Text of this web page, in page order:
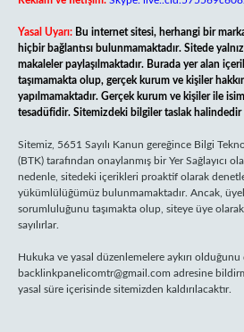
Yasal Uyarı: Bu internet sitesi, herhangi bir
hiçbir bağlantısı bulunmamaktadır. Sitede
makaleler paylaşılmaktadır. Burada yer alan
taşımamakta olup, gerçek kurum ve kişiler
yapılmamaktadır. Gerçek kurum ve kişiler ile
tesadüfidir. Sitemizdeki bilgiler taslak halindedir
Sitemiz, 5651 Sayılı Kanun gereğince Bilgi
(BTK) tarafından onaylanmış bir Yer Sağlayıcı
nedenle, sitedeki içerikleri proaktif olarak
yükümlülüğümüz bulunmamaktadır. Ancak,
sorumluluğunu taşımakta olup, siteye üye
sayılırlar.
Hukuka ve yasal düzenlemelere aykırı
backlinkpanelicomtr@gmail.com adresine
yasal süre içerisinde sitemizden kaldırılacaktır.